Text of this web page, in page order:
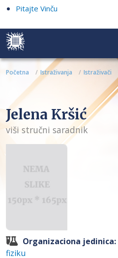
Pitajte Vinču
Početna Istraživanja Istraživači
Jelena Kršić
viši stručni saradnik
Organizaciona jedinica:
fiziku